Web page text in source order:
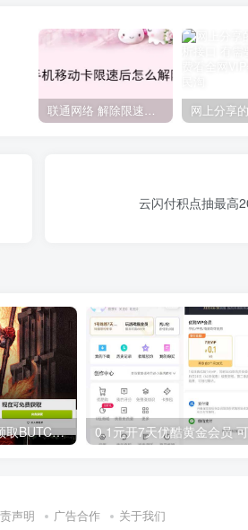
联通网络 解除限速方法参考！畅享、畅玩、老白干等及其它地区自测了
云闪付积点抽最高
GOG平台限时免费领取BUTCHER（屠夫）
声明 广告合作 关于我们